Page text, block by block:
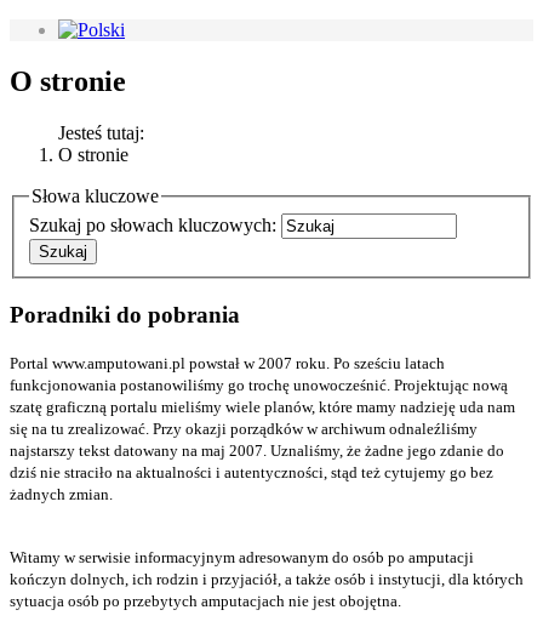
O stronie
Jesteś tutaj:
O stronie
Słowa kluczowe
Szukaj po słowach kluczowych:
Poradniki do pobrania
Portal www.amputowani.pl powstał w 2007 roku. Po sześciu latach
funkcjonowania postanowiliśmy go trochę unowocześnić. Projektując nową
szatę graficzną portalu mieliśmy wiele planów, które mamy nadzieję uda nam
się na tu zrealizować. Przy okazji porządków w archiwum odnaleźliśmy
najstarszy tekst datowany na maj 2007. Uznaliśmy, że żadne jego zdanie do
dziś nie straciło na aktualności i autentyczności, stąd też cytujemy go bez
żadnych zmian.
Witamy w serwisie informacyjnym adresowanym do osób po amputacji
kończyn dolnych, ich rodzin i przyjaciół, a także osób i instytucji, dla których
sytuacja osób po przebytych amputacjach nie jest obojętna.